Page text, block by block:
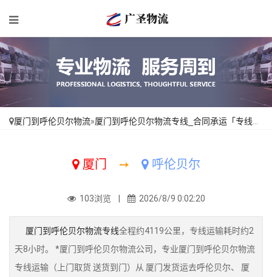
厦门到呼伦贝尔物流»厦门到呼伦贝尔物流专线_合同承运「专线查询」
厦门 ➙ 呼伦贝尔
103浏览 | 2026/8/9 0:02:20
厦门到呼伦贝尔物流专线全程约4119公里，专线运输耗时约2
天8小时。 *厦门到呼伦贝尔物流公司，专业厦门到呼伦贝尔物流
专线运输（上门取货 送货到门）从 厦门发货运去呼伦贝尔、 厦